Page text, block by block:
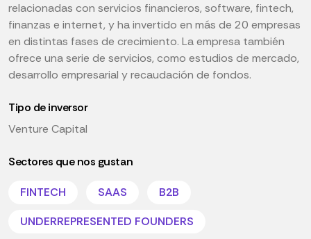
relacionadas con servicios financieros, software, fintech,
finanzas e internet, y ha invertido en más de 20 empresas
en distintas fases de crecimiento. La empresa también
ofrece una serie de servicios, como estudios de mercado,
desarrollo empresarial y recaudación de fondos.
Tipo de inversor
Venture Capital
Sectores que nos gustan
FINTECH SAAS
B2B
UNDERREPRESENTED FOUNDERS